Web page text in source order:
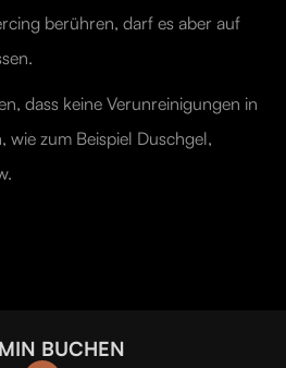
berühren, darf es aber auf
dass keine Verunreinigungen in
wie zum Beispiel Duschgel,
BUCHEN